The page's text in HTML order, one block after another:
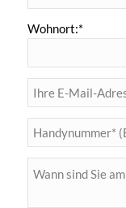
Wohnort:*